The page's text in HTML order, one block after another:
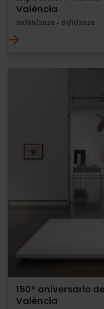
València
30/05/2026 - 01/11/2026
150º aniversario
València